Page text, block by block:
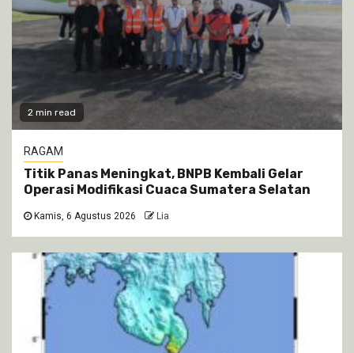
2 min read
RAGAM
Titik Panas Meningkat, BNPB Kembali Gelar
Operasi Modifikasi Cuaca Sumatera Selatan
Kamis, 6 Agustus 2026 Lia